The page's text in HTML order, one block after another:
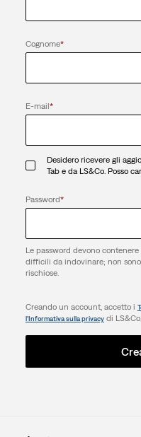
Cognome*
E-mail*
Desidero ricevere gli
Tab e da LS&Co. Posso
Password*
Le password devono
difficili da indovinare; non
rischiose.
Creando un account, accetto i
l’Informativa sulla privacydi